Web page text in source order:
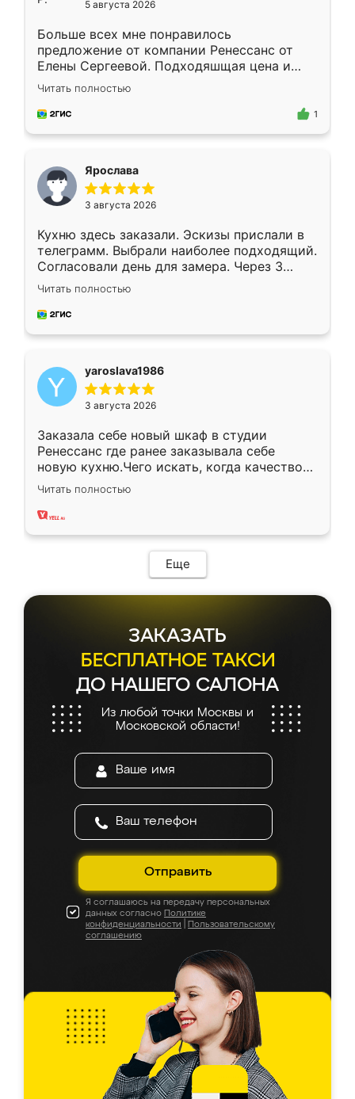
5 августа 2026
Больше всех мне понравилось
предложение от компании Ренессанс от
Елены Сергеевой. Подходяшщая цена и
короткие сроки изготовления. Приехавший
для замера сотрудник Владислав
предложил по моему эскизу самый
Читать полностью
1
Ярослава
3 августа 2026
Кухню здесь заказали. Эскизы прислали в
телеграмм. Выбрали наиболее подходящий.
Согласовали день для замера. Через 3
недели кухня была уже готова. Остались
довольны работой. Спасибо Ренессанс
мебель за качественную работу!
Читать полностью
yaroslava1986
3 августа 2026
Заказала себе новый шкаф в студии
Ренессанс где ранее заказывала себе
новую кухню.Чего искать, когда качеством
вполне довольна. Служит кухня уже почти
два года, нареканий нет.
Читать полностью
Еще
ЗАКАЗАТЬ
БЕСПЛАТНОЕ ТАКСИ
ДО НАШЕГО САЛОНА
Из любой точки Москвы и
Московской области!
Отправить
Я соглашаюсь на передачу персональных
данных согласно Политике
конфиденциальности
Пользовательскому
соглашению